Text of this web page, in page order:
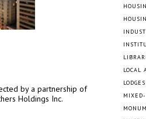
by a partnership of
Holdings Inc.
LOCAL
LODGES